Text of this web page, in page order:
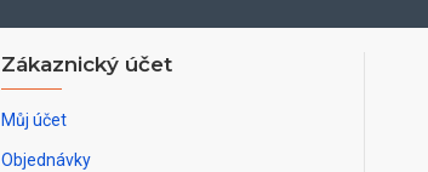
Zákaznický účet
Můj účet
Objednávky